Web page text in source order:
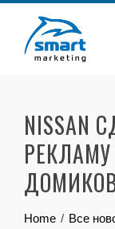
content
Home Все